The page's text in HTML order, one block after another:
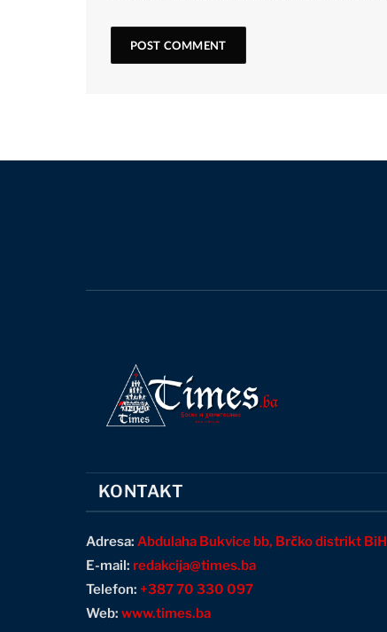
KONTAKT
Adresa: Abdulaha Bukvice bb, Brčko distrikt BiH
E-mail: redakcija@times.ba
Telefon: +387 70 330 097
Web: www.times.ba